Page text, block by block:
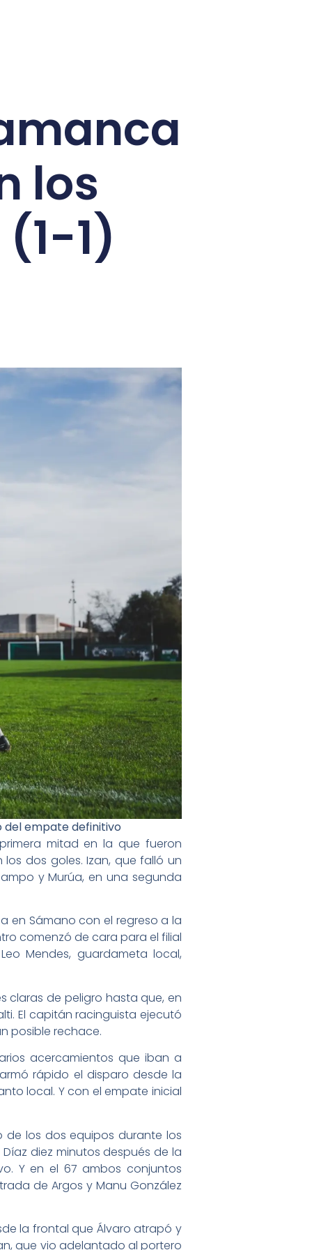
los
1)
del empate definitivo
mitad en la que fueron
dos goles. Izan, que falló un
y Murúa, en una segunda
en Sámano con el regreso a la
comenzó de cara para el filial
Mendes, guardameta local,
claras de peligro hasta que, en
El capitán racinguista ejecutó
posible rechace.
acercamientos que iban a
rápido el disparo desde la
local. Y con el empate inicial
los dos equipos durante los
diez minutos después de la
Y en el 67 ambos conjuntos
de Argos y Manu González
la frontal que Álvaro atrapó y
que vio adelantado al portero